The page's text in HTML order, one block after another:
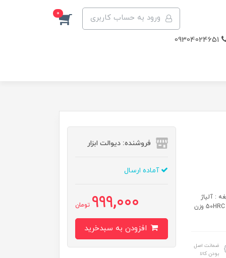
ورود به حساب کاربری 0
تیغه : آلیاژ
آلومینیوم جنس تیغه : SK5 ضخامت تیغه : 2.5 میلی متر سختی تیغه : 50HRC وزن
ضمانت اصل
بودن کالا
فروشنده: دیوالت ابزار
آماده ارسال
999,000 تومان